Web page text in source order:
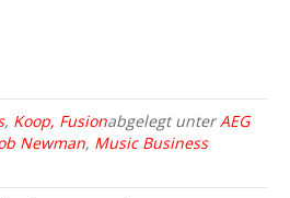
, Koop, Fusionabgelegt unterAEG
Newman, Music Business